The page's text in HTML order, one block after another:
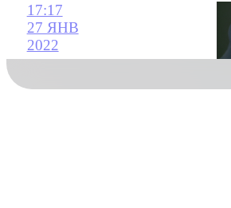
17:17
27 ЯНВ
2022